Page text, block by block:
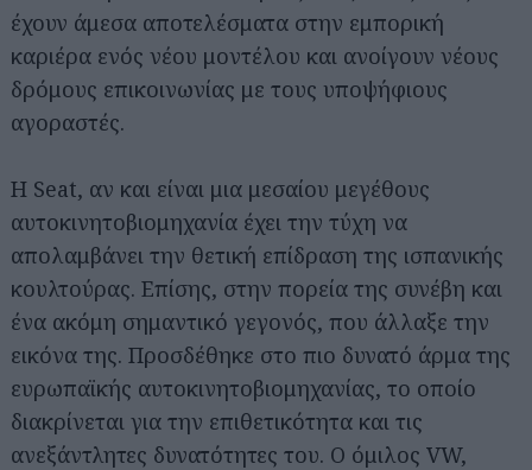
έχουν άμεσα αποτελέσματα στην εμπορική
καριέρα ενός νέου μοντέλου και ανοίγουν νέους
δρόμους επικοινωνίας με τους υποψήφιους
αγοραστές.
Η Seat, αν και είναι μια μεσαίου μεγέθους
αυτοκινητοβιομηχανία έχει την τύχη να
απολαμβάνει την θετική επίδραση της ισπανικής
κουλτούρας. Επίσης, στην πορεία της συνέβη και
ένα ακόμη σημαντικό γεγονός, που άλλαξε την
εικόνα της. Προσδέθηκε στο πιο δυνατό άρμα της
ευρωπαϊκής αυτοκινητοβιομηχανίας, το οποίο
διακρίνεται για την επιθετικότητα και τις
ανεξάντλητες δυνατότητες του. Ο όμιλος VW,